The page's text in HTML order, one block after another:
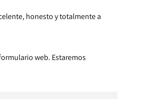
honesto y totalmente a
web. Estaremos